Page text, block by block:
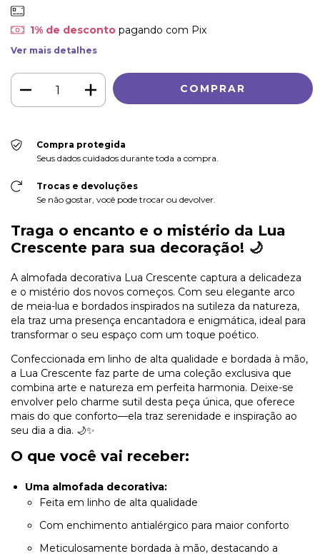
1% de descontopagando com Pix
Ver mais detalhes
Compra protegida
Seus dados cuidados durante toda a compra.
Trocas e devoluções
Se não gostar, você pode trocar ou devolver.
Traga o encanto e o mistério da Lua
Crescente para sua decoração! 🌙
A almofada decorativa Lua Crescente captura a delicadeza
e o mistério dos novos começos. Com seu elegante arco
de meia-lua e bordados inspirados na sutileza da natureza,
ela traz uma presença encantadora e enigmática, ideal para
transformar o seu espaço com um toque poético.
Confeccionada em linho de alta qualidade e bordada à mão,
a Lua Crescente faz parte de uma coleção exclusiva que
combina arte e natureza em perfeita harmonia. Deixe-se
envolver pelo charme sutil desta peça única, que oferece
mais do que conforto—ela traz serenidade e inspiração ao
seu dia a dia. 🌙✨
O que você vai receber:
Uma almofada decorativa:
Feita em linho de alta qualidade
Com enchimento antialérgico para maior conforto
Meticulosamente bordada à mão, destacando a